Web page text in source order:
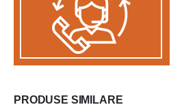
PRODUSE SIMILARE